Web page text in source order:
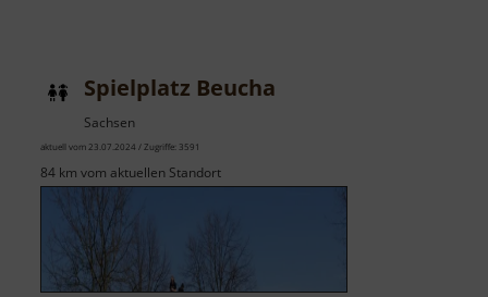
Spielplatz Beucha
Sachsen
aktuell vom 23.07.2024 / Zugriffe: 3591
84 km vom aktuellen Standort